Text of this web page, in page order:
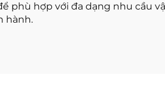
phù hợp với đa dạng nhu cầu
hành.